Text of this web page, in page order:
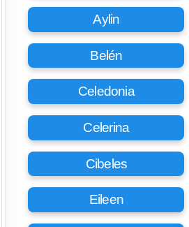
Aylin
Belén
Celedonia
Celerina
Cibeles
Eileen